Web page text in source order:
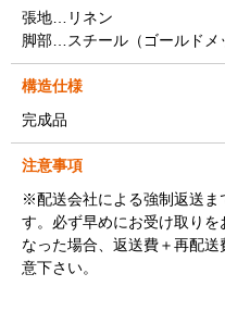
張地…リネン
脚部…スチール（ゴールドメ
構造仕様
完成品
注意事項
※配送会社による強制返送ま
す。必ず早めにお受け取り
なった場合、返送費＋再配
意下さい。